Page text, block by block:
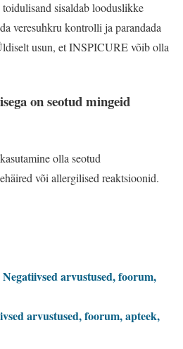
toidulisand sisaldab looduslikke
veresuhkru kontrolli ja parandada
usun, et INSPICURE võib olla
on seotud mingeid
kasutamine olla seotud
või allergilised reaktsioonid.
arvustused, foorum,
arvustused, foorum, apteek,